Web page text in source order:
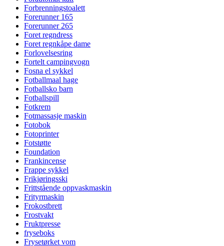
Forbrenningstoalett
Forerunner 165
Forerunner 265
Foret regndress
Foret regnkåpe dame
Forlovelsesring
Fortelt campingvogn
Fosna el sykkel
Fotballmaal hage
Fotballsko barn
Fotballspill
Fotkrem
Fotmassasje maskin
Fotobok
Fotoprinter
Fotstøtte
Foundation
Frankincense
Frappe sykkel
Frikjøringsski
Frittstående oppvaskmaskin
Frityrmaskin
Frokostbrett
Frostvakt
Fruktpresse
fryseboks
Frysetørket vom